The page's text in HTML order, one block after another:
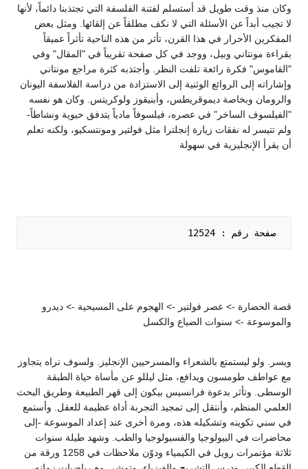
وكان منذ وقت طويل قد أستسلم لفتنة الفلسفة التي تجتذبنا دائماً، لأنها
لا تجيب أبداً عن الأسئلة التي لا نكف مطلقاً عن إلقائها. ومثل بعض
المفكرين الأحرار في هذا القرن، تأثر من هذه الناحية تأثراً عميقاً
بقراءة مونتاني وبيل، ووجد في كل صفحة تقريباً في "المقال" وفي
"القاموس" فكرة رائعة تلفت النظر. وأجتذبه كثرة مراجع مونتاني
وإشاراته إلى الروائع الوثنية إلى الاستزادة من دراسة الفلاسفة اليونان
والرومان وبخاصة ديموقريطس، وأبنيقوز ولوكريتس. وكان هو نفسه
"الفيلسوف الساخر" في عصره، فيلسوفاً مادياً يتدفق حيوية ونشاطاً-
ولم تتيسر له نفقات زيارة إنجلترا مثل فولتير ومونتسكيو، ولكنه تعلم
أن يقرأ الإنجليزية في سهولة
صفحة رقم : 12524
قصة الحضارة -> عصر فولتير -> الهجوم على المسيحية -> ديدرو
والموسوعة -> سنوات الضياع والكسل
ويسر. ولو ليستمتع بالشعراء والمسرحيين الإنجليز. ولسوف نراه يتجاوز
مع عواطف طومسون ويدافع، مثل ليللو عن مأساة حياة الطبقة
الوسطى. وتأثر بدعوة فرانسيس بيكون إلى قهر الطبيعة وطريق البحث
العلمي المنظم، وأنتقل إلى تمجيد التجربة أداة عظيمة للعقل. وأستمع
في سني تكوينه وتشكيله هذه، ومرة أخرى عند إعداد الموسوعة -إلى
محاضرات في البيولوجيا والفسيولوجيا والطب. وشهد طيلة سنوات
ثلاثة مؤتمرات رويل في الكيمياء ودوّن ملاحظات في 1258 ورقة من